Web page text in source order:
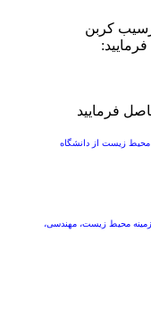
کربن
فرمایید
زیست از دانشگاه
زمینه محیط زیست، مهندسی،